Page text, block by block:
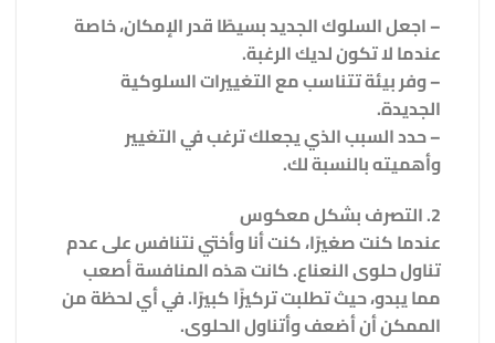
– اجعل السلوك الجديد بسيطًا قدر الإمكان، خاصة
عندما لا تكون لديك الرغبة.
– وفر بيئة تتناسب مع التغييرات السلوكية
الجديدة.
– حدد السبب الذي يجعلك ترغب في التغيير
وأهميته بالنسبة لك.
2. التصرف بشكل معكوس
عندما كنت صغيرًا، كنت أنا وأختي نتنافس على عدم
تناول حلوى النعناع. كانت هذه المنافسة أصعب
مما يبدو، حيث تطلبت تركيزًا كبيرًا. في أي لحظة من
الممكن أن أضعف وأتناول الحلوى.